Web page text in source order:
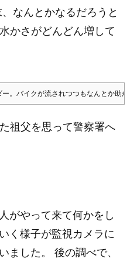
なんとかなるだろうと
かさがどんどん増して
。バイクが流されつつもなんとか助
祖父を思って警察署へ
がやって来て何かをし
く様子が監視カメラに
ました。 後の調べで、